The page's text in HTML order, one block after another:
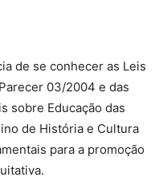
de se conhecer as Leis
03/2004 e das
sobre Educação das
de História e Cultura
para a promoção